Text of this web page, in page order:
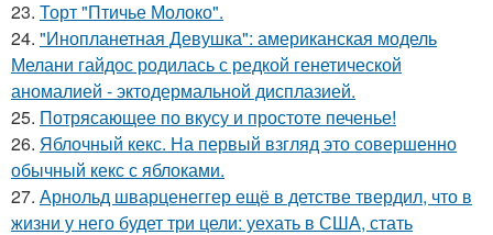
23. Торт "Птичье Молоко".
24. "Инопланетная Девушка": американская модель
Мелани гайдос родилась с редкой генетической
аномалией - эктодермальной дисплазией.
25. Потрясающее по вкусу и простоте печенье!
26. Яблочный кекс. На первый взгляд это совершенно
обычный кекс с яблоками.
27. Арнольд шварценеггер ещё в детстве твердил, что в
жизни у него будет три цели: уехать в США, стать